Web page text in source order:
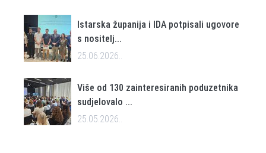
Istarska županija i IDA potpisali ugovore
s nositelj...
25.06.2026..
Više od 130 zainteresiranih poduzetnika
sudjelovalo ...
25.05.2026..